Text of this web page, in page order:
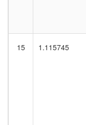
15 1.115745